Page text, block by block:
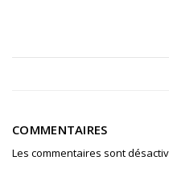
COMMENTAIRES
Les commentaires sont